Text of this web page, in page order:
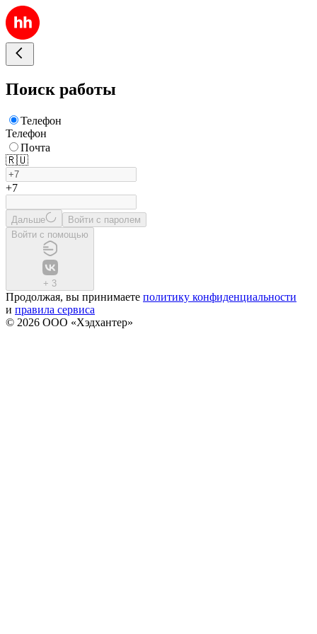
Поиск работы
Телефон
Телефон
Почта
🇷🇺
+7
Дальше
Войти с паролем
Войти с помощью
+ 3
Продолжая, вы принимаете политику конфиденциальности
и правила сервиса
© 2026 ООО «Хэдхантер»